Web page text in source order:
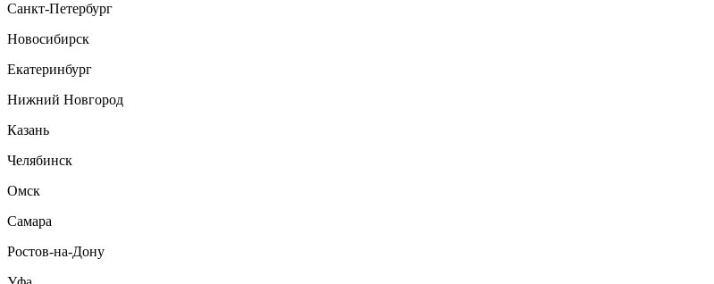
Санкт-Петербург
Новосибирск
Екатеринбург
Нижний Новгород
Казань
Челябинск
Омск
Самара
Ростов-на-Дону